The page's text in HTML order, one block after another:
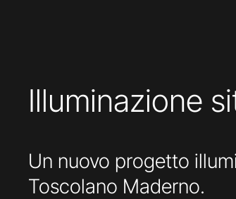
Illuminazione
Un nuovo progetto
Toscolano Maderno.